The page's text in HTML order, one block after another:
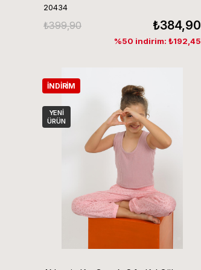
20434
₺384,90
₺399,90
%50 indirim: ₺192,45
İNDIRIM
YENI
ÜRÜN